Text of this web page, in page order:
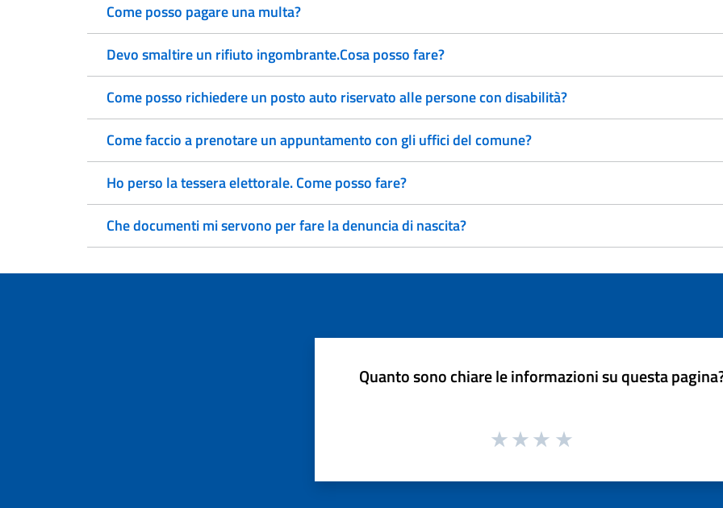
Come posso pagare una multa?
Devo smaltire un rifiuto ingombrante.Cosa posso fare?
Come posso richiedere un posto auto riservato alle persone con disabilità?
Come faccio a prenotare un appuntamento con gli uffici del comune?
Ho perso la tessera elettorale. Come posso fare?
Che documenti mi servono per fare la denuncia di nascita?
Quanto sono chiare le informazioni su questa